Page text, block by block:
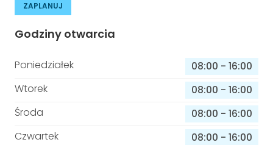
ZAPLANUJ
Godziny otwarcia
Poniedziałek 08:00 - 16:00
Wtorek
08:00 - 16:00
Środa
08:00 - 16:00
Czwartek
08:00 - 16:00